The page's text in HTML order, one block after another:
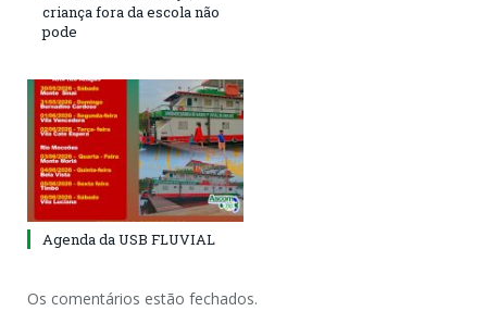
criança fora da escola não
pode
Agenda da USB FLUVIAL
Os comentários estão fechados.